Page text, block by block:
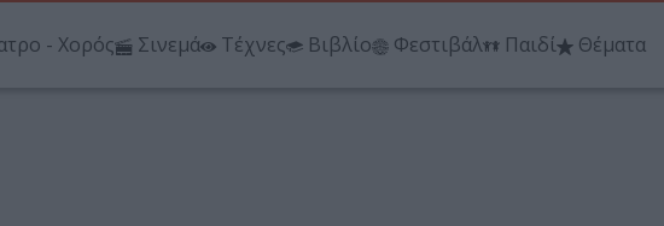
- Χορός Σινεμά Τέχνες Βιβλίο Φεστιβάλ Παιδί Θέματα